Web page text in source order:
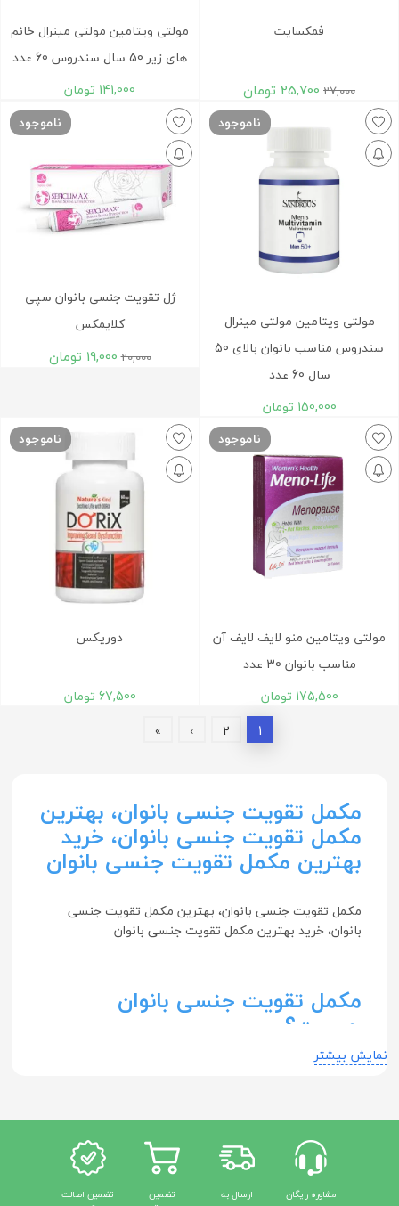
فمکسایت
27,000
25,700 تومان
مولتی ویتامین مولتی مینرال خانم‌
های زیر 50 سال سندروس 60 عدد
141,000 تومان
ناموجود
مولتی ویتامین مولتی مینرال
سندروس مناسب بانوان بالای 50
سال 60 عدد
150,000 تومان
ناموجود
ژل تقویت جنسی بانوان سپی
کلایمکس
20,000
19,000 تومان
ناموجود
مولتی ویتامین منو لایف لایف آن
مناسب بانوان 30 عدد
175,500 تومان
ناموجود
دوریکس
67,500 تومان
1
2
›
»
مکمل تقویت جنسی بانوان، بهترین
مکمل تقویت جنسی بانوان، خرید
بهترین مکمل تقویت جنسی بانوان
مکمل تقویت جنسی بانوان، بهترین مکمل تقویت جنسی
بانوان، خرید بهترین مکمل تقویت جنسی بانوان
مکمل تقویت جنسی بانوان
چیست؟
تعادل هورمونی و بهبود جریان خون در ناحیه تناسلی کمک
می‌کنند.
نمایش بیشتر
مشاوره رایگان
ارسال به
تضمین
تضمین اصالت